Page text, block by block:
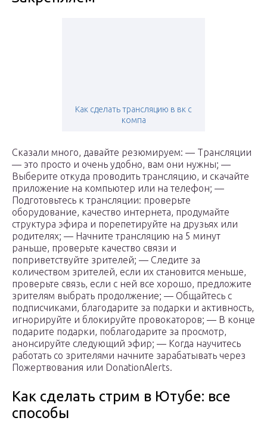
Как сделать трансляцию в вк с
компа
Сказали много, давайте резюмируем: — Трансляции
— это просто и очень удобно, вам они нужны; —
Выберите откуда проводить трансляцию, и скачайте
приложение на компьютер или на телефон; —
Подготовьтесь к трансляции: проверьте
оборудование, качество интернета, продумайте
структура эфира и порепетируйте на друзьях или
родителях; — Начните трансляцию на 5 минут
раньше, проверьте качество связи и
поприветствуйте зрителей; — Следите за
количеством зрителей, если их становится меньше,
проверьте связь, если с ней все хорошо, предложите
зрителям выбрать продолжение; — Общайтесь с
подписчиками, благодарите за подарки и активность,
игнорируйте и блокируйте провокаторов; — В конце
подарите подарки, поблагодарите за просмотр,
анонсируйте следующий эфир; — Когда научитесь
работать со зрителями начните зарабатывать через
Пожертвования или DonationAlerts.
Как сделать стрим в Ютубе: все
способы